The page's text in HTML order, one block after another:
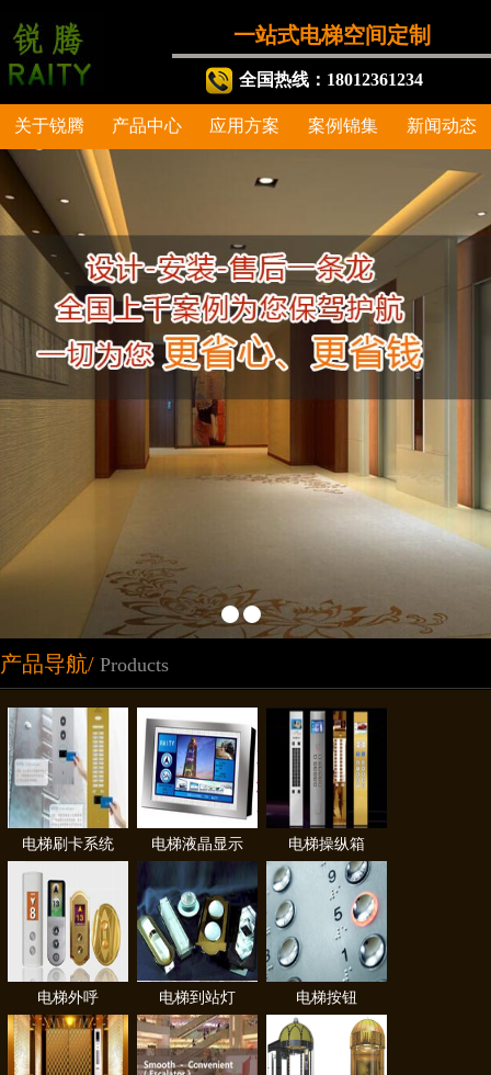
一站式电梯空间定制
全国热线：18012361234
关于锐腾 产品中心 应用方案 案例锦集 新闻动态
产品导航/ Products
电梯刷卡系统 电梯液晶显示 电梯操纵箱
电梯外呼 电梯到站灯 电梯按钮